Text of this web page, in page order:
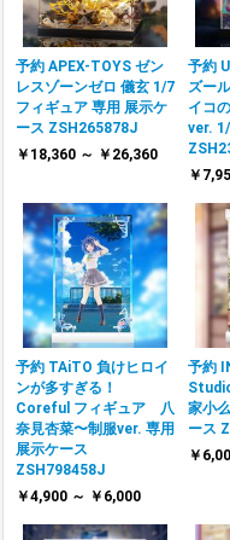
予約 APEX-TOYS ゼン
レスゾーンゼロ 儀玄 1/7
フィギュア 専用 展示ケ
ース ZSH265878J
￥18,360 ～ ￥26,360
予約
ズー
イコ
ver.
￥
予約 TAiTO 負けヒロイ
ンが多すぎる！
Coreful フィギュア 八
奈見杏菜〜制服ver. 専用
展示ケース
ZSH798458J
￥4,900 ～ ￥6,000
予約
家小
ース
￥